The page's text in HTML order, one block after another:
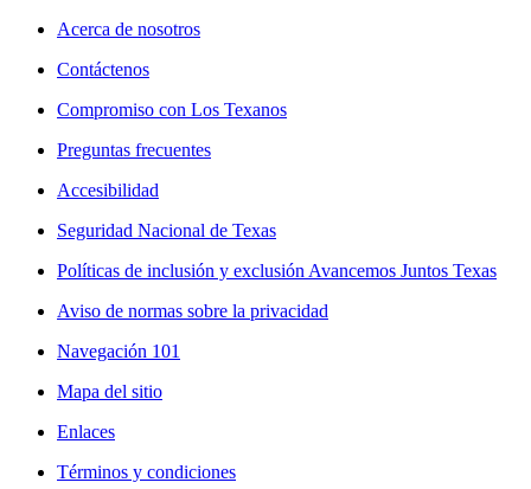
Acerca de nosotros
Contáctenos
Compromiso con Los Texanos
Preguntas frecuentes
Accesibilidad
Seguridad Nacional de Texas
Políticas de inclusión y exclusión Avancemos Juntos Texas
Aviso de normas sobre la privacidad
Navegación 101
Mapa del sitio
Enlaces
Términos y condiciones